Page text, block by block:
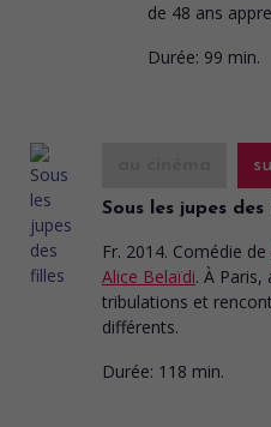
de 48 ans
Durée: 99 min.
Sous les jupes des
Fr. 2014. Comédie de
Alice Belaïdi. À
tribulations et
différents.
Durée: 118 min.